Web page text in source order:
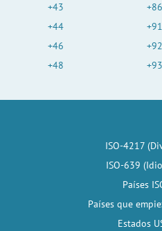
+43
+44
+46
+48
+86
+91
+92
+93
ISO-4217
ISO-639
Países
Países que
Estados